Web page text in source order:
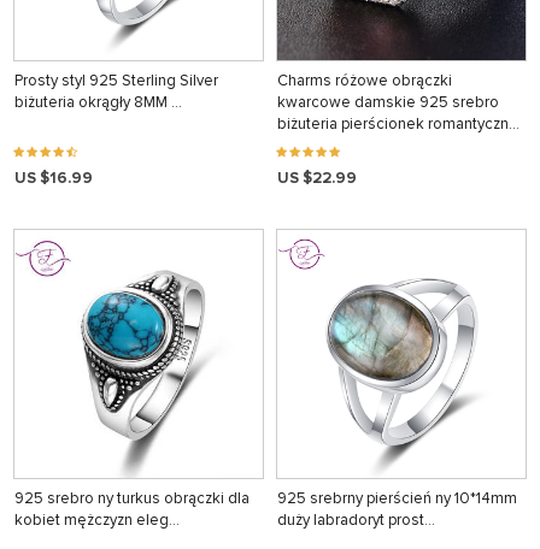
Prosty styl 925 Sterling Silver
biżuteria okrągły 8MM …
US $16.99
Charms różowe obrączki
kwarcowe damskie 925 srebro
biżuteria pierścionek romantyczny
kamień zaręczynowy przyjęcie
rocznicowe prezenty
US $22.99
925 srebro ny turkus obrączki dla
kobiet mężczyzn eleg…
925 srebrny pierścień ny 10*14mm
duży labradoryt prost…